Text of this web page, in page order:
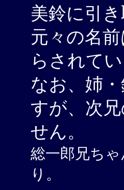
美鈴に引
元々の名
らされてい
なお、姉
すが、次
せん。
総一郎兄ち
り。